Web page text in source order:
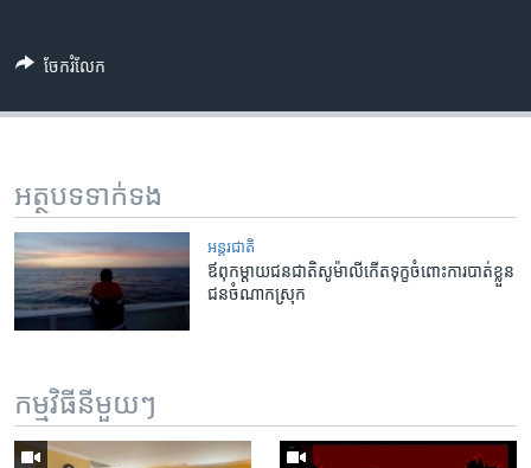
ចែករំលែក
អត្ថបទ​ទាក់ទង
អន្តរជាតិ
ឪពុក​ម្ដាយ​​ជនជាតិ​​សូម៉ាលី​​​កើត​ទុក្ខ​​ចំពោះ​​ការ​​បាត់​ខ្លួន​​
ជន​​ចំណាក​ស្រុក
កម្មវិធី​នីមួយៗ